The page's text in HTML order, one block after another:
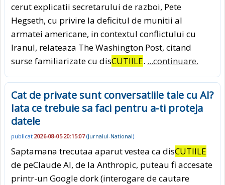
cerut explicatii secretarului de razboi, Pete
Hegseth, cu privire la deficitul de munitii al
armatei americane, in contextul conflictului cu
Iranul, relateaza The Washington Post, citand
surse familiarizate cu disCUTIILE. ...continuare.
Cat de private sunt conversatiile tale cu AI?
Iata ce trebuie sa faci pentru a-ti proteja
datele
publicat 2026-08-05 20:15:07(Jurnalul-National)
Saptamana trecutaa aparut vestea ca disCUTIILE
de peClaude AI, de la Anthropic, puteau fi accesate
printr-un Google dork (interogare de cautare